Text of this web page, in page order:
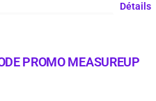
Détails
PROMO MEASUREUP